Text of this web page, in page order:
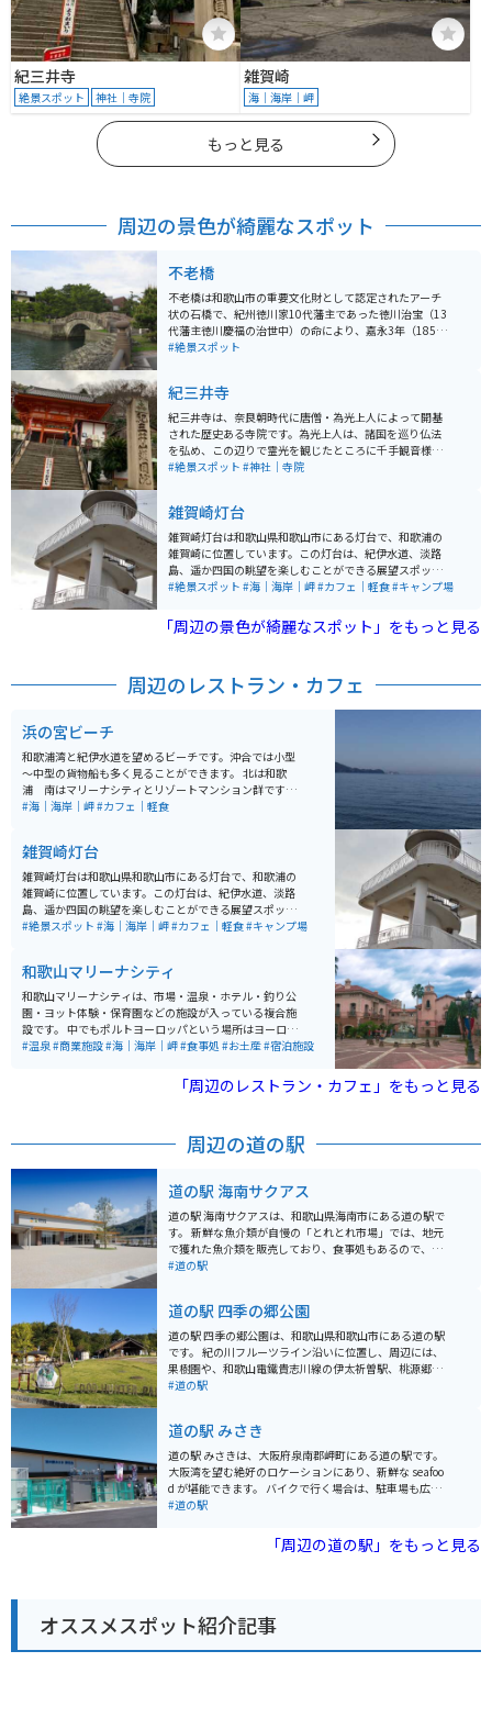
紀三井寺
絶景スポット 神社｜寺院
雑賀崎
海｜海岸｜岬
もっと見る
周辺の景色が綺麗なスポット
不老橋
不老橋は和歌山市の重要文化財として認定されたアーチ
状の石橋で、紀州徳川家10代藩主であった徳川治宝（13
代藩主徳川慶福の治世中）の命により、嘉永3年（1850
年）に着工し、翌4年（1851年）に完成しました。 この
道」に架けられたものです。橋台のアーチ部分は肥後熊
本の石工集団による施工、勾欄部分は湯浅の石工石屋忠
兵衛の製作であると推定されています。勾欄部分には雲
を文様化したレリーフが見られ、江戸時代のアーチ型石
橋は九州地方以外では珍しく、特に勾欄部分の彫刻が優
老橋」が架かっています。そちらは車バイク通行できま
す。
#絶景スポット
紀三井寺
紀三井寺は、奈良朝時代に唐僧・為光上人によって開基
された歴史ある寺院です。為光上人は、諸国を巡り仏法
を弘め、この辺りで霊光を観じたところに千手観音様の
像を見いだし、十一面観世音菩薩像を刻んでこの地に建
からは和歌の浦や淡路島などを見渡せ、古来の文人墨客
にも憧れられ、多くの詩歌や俳諧、絵画にも描かれてい
ます。
#絶景スポット #神社｜寺院
雑賀崎灯台
雑賀崎灯台は和歌山県和歌山市にある灯台で、和歌浦の
雑賀崎に位置しています。この灯台は、紀伊水道、淡路
島、遥か四国の眺望を楽しむことができる展望スポット
としても知られています。昭和35年（1960年）3月31日
上部に灯台を新設しました。 和歌山市は雑賀崎にある灯
台で、夕日が絶景です。無人の灯台で広場や、花が植え
してしっかり役目を果たしています。紀伊水道を一望
ンター」が開いています。キャンプ場もあり、遠くの波
の音を聞きながらゆったりする時間はとても贅沢に思わ
れます。 アクセスは、JR和歌山駅からバスで40分（雑賀
崎遊園下車後、徒歩約15分）または南海和歌山市駅から
バスで40分の位置にあります。また、和歌山ICから車で
約25分の距離にあり、駐車場も完備されています。
#絶景スポット #海｜海岸｜岬#カフェ｜軽食#キャンプ場
「周辺の景色が綺麗なスポット」をもっと見る
周辺のレストラン・カフェ
浜の宮ビーチ
和歌浦湾と紀伊水道を望めるビーチです。沖合では小型
～中型の貨物船も多く見ることができます。 北は和歌
浦 南はマリーナシティとリゾートマンション群です。
紀伊水道に沈む夕日がきれいな場所でもあります。 夏は
#海｜海岸｜岬#カフェ｜軽食
雑賀崎灯台
雑賀崎灯台は和歌山県和歌山市にある灯台で、和歌浦の
雑賀崎に位置しています。この灯台は、紀伊水道、淡路
島、遥か四国の眺望を楽しむことができる展望スポット
としても知られています。昭和35年（1960年）3月31日
台で、夕日が絶景です。無人の灯台で広場や、花が植え
てあるところもあり、よく手入れされています。切り立
った崖の上にあり、老朽化した灯台ですが航行の目印と
してしっかり役目を果たしています。紀伊水道を一望
し、友ヶ島や淡路島、四国まで見る事ができます。夕日
ンター」が開いています。キャンプ場もあり、遠くの波
崎遊園下車後、徒歩約15分）または南海和歌山市駅から
バスで40分の位置にあります。また、和歌山ICから車で
約25分の距離にあり、駐車場も完備されています。
#絶景スポット #海｜海岸｜岬#カフェ｜軽食#キャンプ場
和歌山マリーナシティ
和歌山マリーナシティは、市場・温泉・ホテル・釣り公
園・ヨット体験・保育園などの施設が入っている複合施
設です。 中でもポルトヨーロッパという場所はヨーロッ
パの街並みをイメージしており、SNSでも写真映えす
ィは1つの街のような場所で、1日中楽しめます。
#温泉#商業施設#海｜海岸｜岬#食事処 #お土産#宿泊施設
「周辺のレストラン・カフェ」をもっと見る
周辺の道の駅
道の駅 海南サクアス
道の駅 海南サクアスは、和歌山県海南市にある道の駅で
す。 新鮮な魚介類が自慢の「とれとれ市場」では、地元
で獲れた魚介類を販売しており、食事処もあるので、新
鮮な海の幸を堪能することができます。 また、「産直市
完備されているので安心です。 和歌山県は海岸線が続く
道が多く、ツーリングにも最適なエリアなので、休憩場
所として利用するのも良いでしょう。 周辺には、和歌山
ラーメンが有名なお店や、海を見ながら食事ができるカ
フェなどもあります。 道の駅 海南サクアスは、地元の特
#道の駅
道の駅 四季の郷公園
道の駅 四季の郷公園は、和歌山県和歌山市にある道の駅
です。 紀の川フルーツライン沿いに位置し、周辺には、
果樹園や、和歌山電鐵貴志川線の伊太祈曽駅、桃源郷公
園などがあり、春には桃の花や梅の花が咲き乱れる景色
地元産の果物を使ったスイーツなどが楽しめるレストラ
ンがあります。 バイクツーリングで訪れる場合、道の駅
の駐車場は広く、休憩場所としても最適です。 また、道
の駅には、観光案内所も併設されているので、周辺の観
光スポット情報も得ることができ、ツーリングの拠点と
#道の駅
道の駅 みさき
道の駅 みさきは、大阪府泉南郡岬町にある道の駅です。
大阪湾を望む絶好のロケーションにあり、新鮮な seafoo
d が堪能できます。 バイクで行く場合は、駐車場も広く
停めやすいので安心です。潮風を感じながら、海岸線を
たての魚介類を使った海鮮丼や、和歌山ラーメンなどが
あります。お土産には、岬町の特産品である「淡輪みか
#道の駅
「周辺の道の駅」をもっと見る
オススメスポット紹介記事